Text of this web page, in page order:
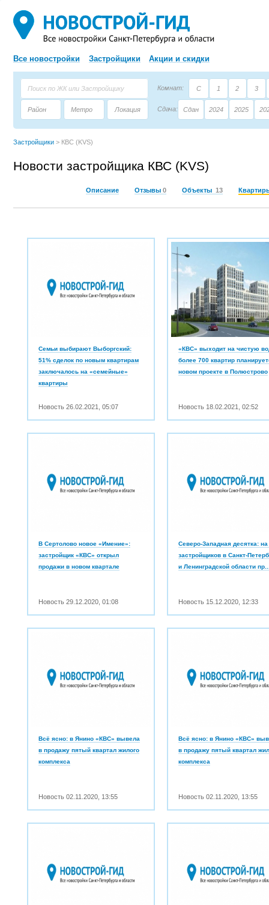
Все новостройки Застройщики Акции и скидки
Комнат: С 1 2 3
Район Метро Локация Сдача: Сдан 2024 2025
Застройщики > КВС (KVS)
Новости застройщика КВС (KVS)
Описание Отзывы 0 Объекты 13
Семьи выбирают Выборгский:
51% сделок по новым квартирам
заключалось на «семейные»
квартиры
Новость26.02.2021 ,05:07
«КВС» выходит на чистую
более 700 квартир
новом проекте в Полюстрово
Новость 18.02.2021 ,02:52
В Сертолово новое «Имение»:
застройщик «КВС» открыл
продажи в новом квартале
Новость29.12.2020 ,01:08
Северо-Западная десятка:
застройщиков в Санкт-
и Ленинградской области
Новость 15.12.2020 12:33
Всё ясно: в Янино «КВС» вывела
в продажу пятый квартал жилого
комплекса
Новость02.11.2020 13:55
Всё ясно: в Янино «КВС»
в продажу пятый квартал
комплекса
Новость02.11.2020 13:55